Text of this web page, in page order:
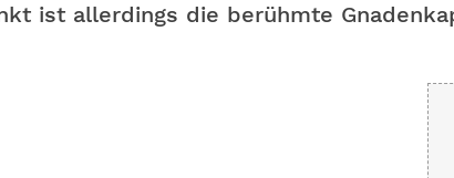
ist allerdings die berühmte